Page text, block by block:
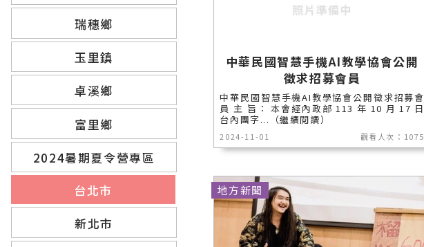
瑞穗鄉
玉里鎮
卓溪鄉
富里鄉
2024暑期夏令營專區
台北市
新北市
中華民國智慧手機AI教學協會公開
徵求招募會員
中華民國智慧手機AI教學協會公開徵求招募會
員 主 旨： 本會經內政部 113 年 10 月 17 日
台內團字...（繼續閱讀）
2024-11-01 觀看人次：1075
地方新聞